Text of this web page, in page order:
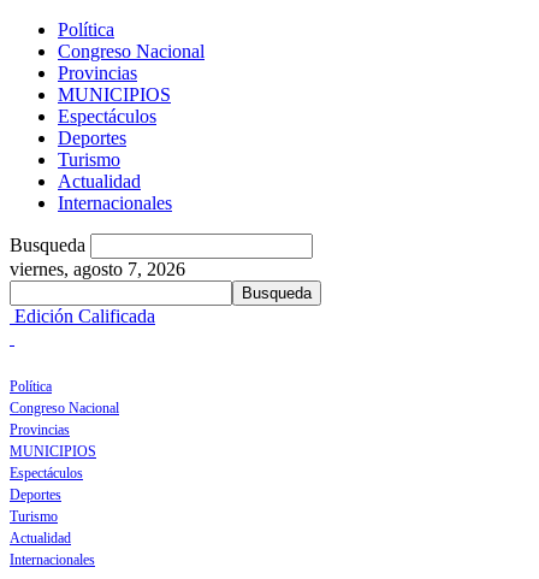
Política
Congreso Nacional
Provincias
MUNICIPIOS
Espectáculos
Deportes
Turismo
Actualidad
Internacionales
Busqueda
viernes, agosto 7, 2026
Edición Calificada
Política
Congreso Nacional
Provincias
MUNICIPIOS
Espectáculos
Deportes
Turismo
Actualidad
Internacionales